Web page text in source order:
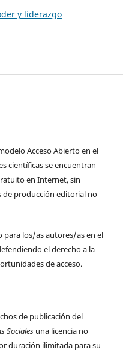
y liderazgo
Acceso Abierto en el
científicas se encuentran
en Internet, sin
de producción editorial no
para los/as autores/as en el
el derecho a la
de acceso.
de publicación del
Socialesuna licencia no
duración ilimitada para su